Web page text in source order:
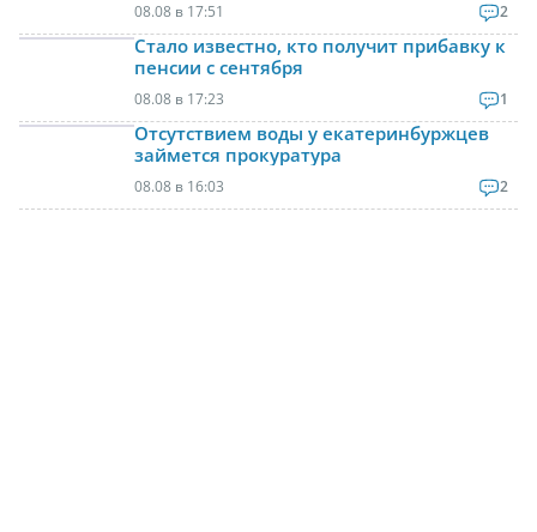
08.08 в 17:51 2
Стало известно, кто получит прибавку к
пенсии с сентября
08.08 в 17:23 1
Отсутствием воды у екатеринбуржцев
займется прокуратура
08.08 в 16:03 2